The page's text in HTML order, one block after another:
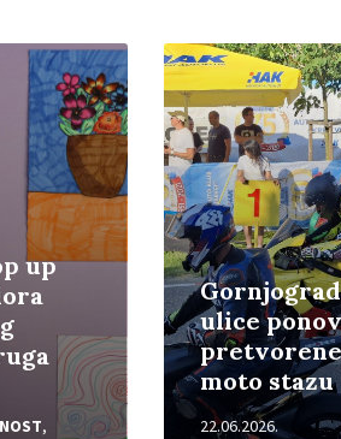
up
,
ulice
moto stazu
22.06.2026.
Pročitajte
više